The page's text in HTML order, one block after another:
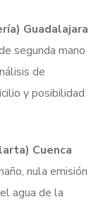
Guadalajara
segunda mano
de
y posibilidad
Cuenca
nula emisión
agua de la